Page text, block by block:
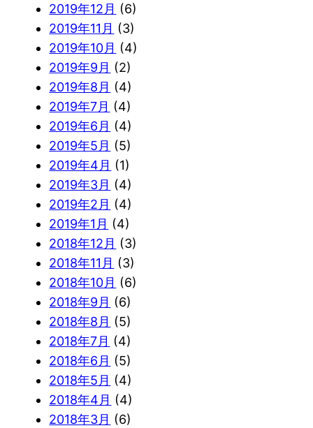
2019年12月 (6)
2019年11月 (3)
2019年10月 (4)
2019年9月 (2)
2019年8月 (4)
2019年7月 (4)
2019年6月 (4)
2019年5月 (5)
2019年4月 (1)
2019年3月 (4)
2019年2月 (4)
2019年1月 (4)
2018年12月 (3)
2018年11月 (3)
2018年10月 (6)
2018年9月 (6)
2018年8月 (5)
2018年7月 (4)
2018年6月 (5)
2018年5月 (4)
2018年4月 (4)
2018年3月 (6)